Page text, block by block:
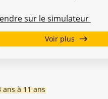
sur le simulateur
Voir plus
ans à 11 ans